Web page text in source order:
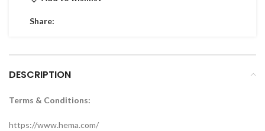
Share:
DESCRIPTION
Terms & Conditions:
https://www.hema.com/